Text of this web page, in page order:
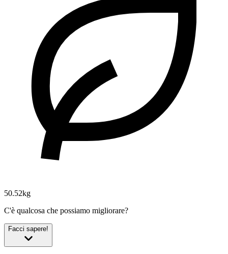
50.52kg
C'è qualcosa che possiamo migliorare?
Facci sapere!